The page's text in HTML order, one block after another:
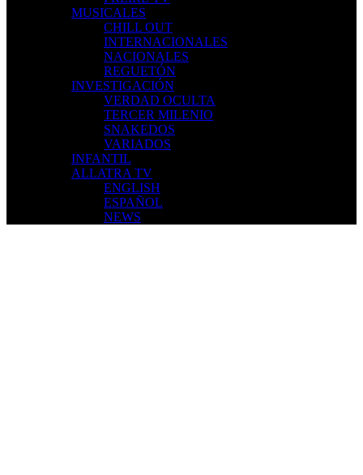
MUSICALES
CHILL OUT
INTERNACIONALES
NACIONALES
REGUETÓN
INVESTIGACIÓN
VERDAD OCULTA
TERCER MILENIO
SNAKEDOS
VARIADOS
INFANTIL
ALLATRA TV
ENGLISH
ESPAÑOL
NEWS